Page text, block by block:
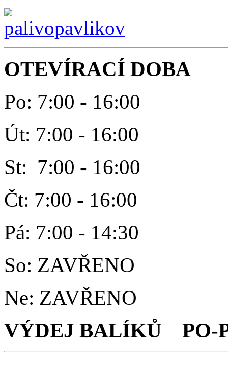
OTEVÍRACÍ DOBA
Po: 7:00 - 16:00
Út: 7:00 - 16:00
St: 7:00 - 16:00
Čt: 7:00 - 16:00
Pá: 7:00 - 14:30
So: ZAVŘENO
Ne: ZAVŘENO
VÝDEJ BALÍKŮ PO-